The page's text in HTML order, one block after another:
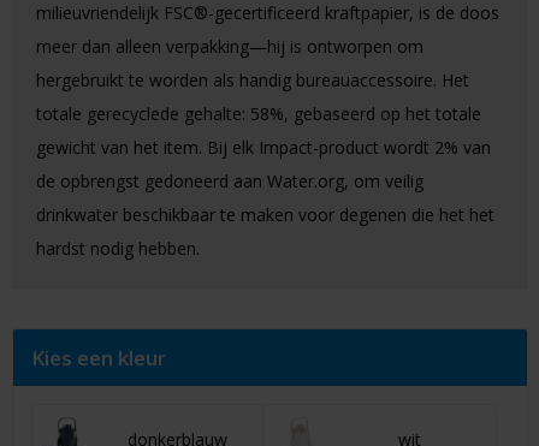
milieuvriendelijk FSC®-gecertificeerd kraftpapier, is de doos
meer dan alleen verpakking—hij is ontworpen om
hergebruikt te worden als handig bureauaccessoire. Het
totale gerecyclede gehalte: 58%, gebaseerd op het totale
gewicht van het item. Bij elk Impact-product wordt 2% van
de opbrengst gedoneerd aan Water.org, om veilig
drinkwater beschikbaar te maken voor degenen die het het
hardst nodig hebben.
Kies een kleur
donkerblauw wit